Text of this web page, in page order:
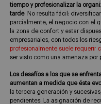
tiempo y profesionalizar la
tarde. No resulta fácil:
parcialmente, el negocio con el
la zona de confort y estar
empresariales, con todos los
profesionalmente suele requerir
ser visto como una amenaza
Los desafíos a los que se
aumentan a medida que ésta
la tercera generación y
pendientes. La asignación de